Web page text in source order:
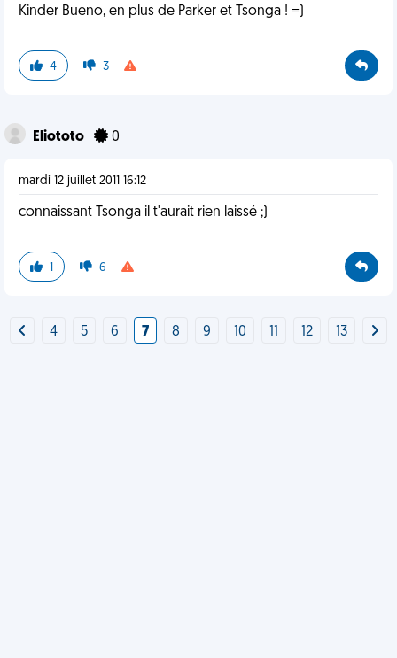
Kinder Bueno, en plus de Parker et Tsonga ! =)
4 3
Eliototo 0
mardi 12 juillet 2011 16:12
connaissant Tsonga il t'aurait rien laissé ;)
1 6
4 5 6 7 8 9 10 12 13